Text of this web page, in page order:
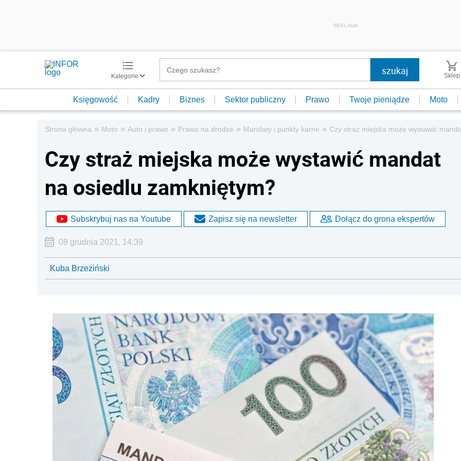
REKLAMA
Kategorie Sklep
Księgowość Kadry Biznes Sektor publiczny Prawo Twoje pieniądze Moto
Strona główna » Moto » Auto i prawo » Prawo na drodze » Mandaty i punkty karne » Czy straż miejska może wystawić
Czy straż miejska może wystawić mandat
na osiedlu zamkniętym?
Subskrybuj nas na Youtube Zapisz się na newsletter Dołącz do grona ekspertów
08 grudnia 2021, 14:39
Kuba Brzeziński